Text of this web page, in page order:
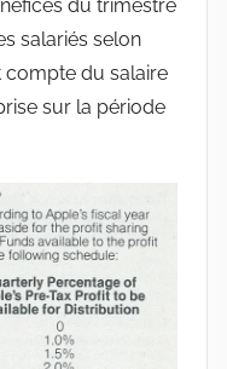
du trimestre
salariés selon
du salaire
sur la période